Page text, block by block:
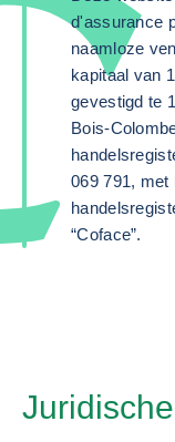
d'assurance
naamloze
kapitaal van
gevestigd te
Bois-
069 791, met
“Coface”.